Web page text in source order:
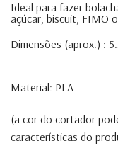
Ideal para fazer
açúcar, biscuit, FIMO
Dimensões (aprox.) :
Material: PLA
(a cor do cortador
características do